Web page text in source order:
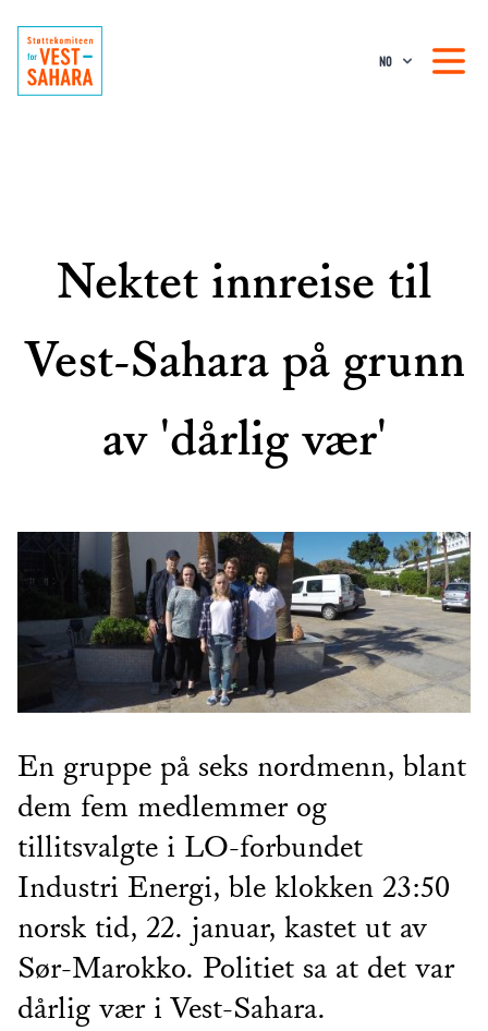
NO
Nektet innreise til
Vest-Sahara på grunn
av 'dårlig vær'
En gruppe på seks nordmenn, blant
dem fem medlemmer og
tillitsvalgte i LO-forbundet
Industri Energi, ble klokken 23:50
norsk tid, 22. januar, kastet ut av
Sør-Marokko. Politiet sa at det var
dårlig vær i Vest-Sahara.